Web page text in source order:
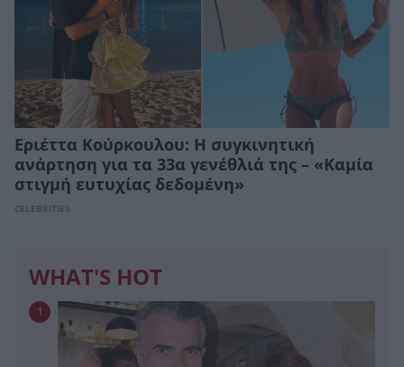
Εριέττα Κούρκουλου: Η συγκινητική
ανάρτηση για τα 33α γενέθλιά της – «Καμία
στιγμή ευτυχίας δεδομένη»
CELEBRITIES
WHAT'S HOT
1